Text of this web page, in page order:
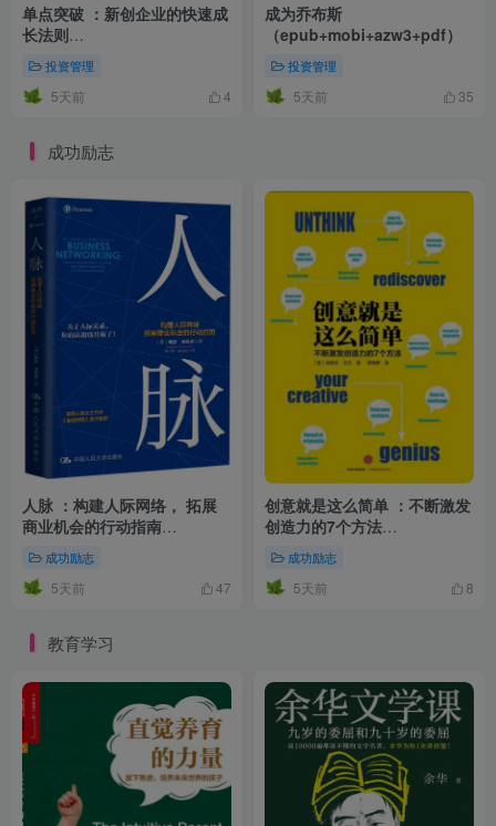
单点突破 ：新创企业的快速成
长法则
（epub+mobi+azw3+pdf）
投资管理
5天前 4
成为乔布斯
（epub+mobi+azw3+pdf）
投资管理
5天前 35
成功励志
人脉 ：构建人际网络， 拓展
商业机会的行动指南
（epub+mobi+azw3+pdf）
成功励志
5天前 47
创意就是这么简单 ：不断激发
创造力的7个方法
（epub+mobi+azw3+pdf）
成功励志
5天前 8
教育学习